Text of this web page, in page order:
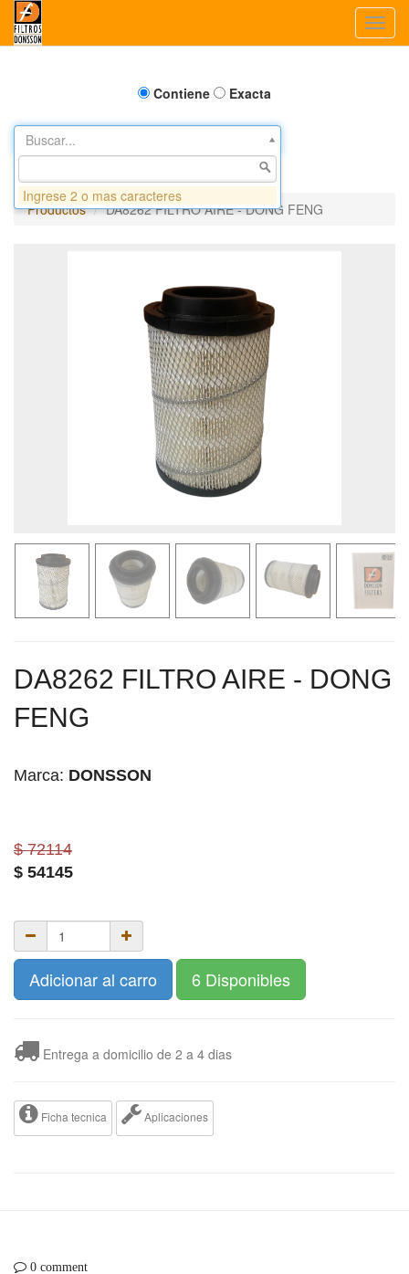
Contiene Exacta
Buscar...
Productos DA8262 FILTRO AIRE - DONG FENG
DA8262 FILTRO AIRE - DONG
FENG
Marca: DONSSON
$ 72114
$ 54145
Adicionar al carro 6 Disponibles
Entrega a domicilio de 2 a 4 dias
Ficha tecnica Aplicaciones
0 comment
Ingrese 2 o mas caracteres